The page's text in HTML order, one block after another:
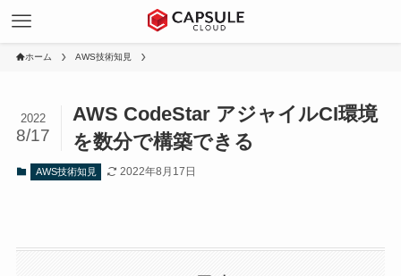
ホーム AWS技術知見
AWS CodeStar アジャイルCI環境
を数分で構築できる
2022
8/17
AWS技術知見 2022年8月17日